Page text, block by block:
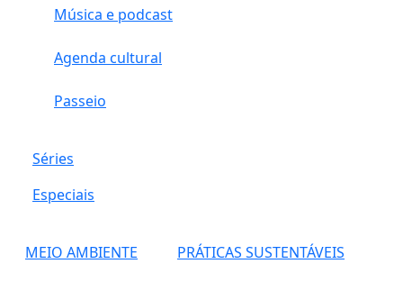
Música e podcast
Agenda cultural
Passeio
Séries
Especiais
MEIO AMBIENTE PRÁTICAS SUSTENTÁVEIS